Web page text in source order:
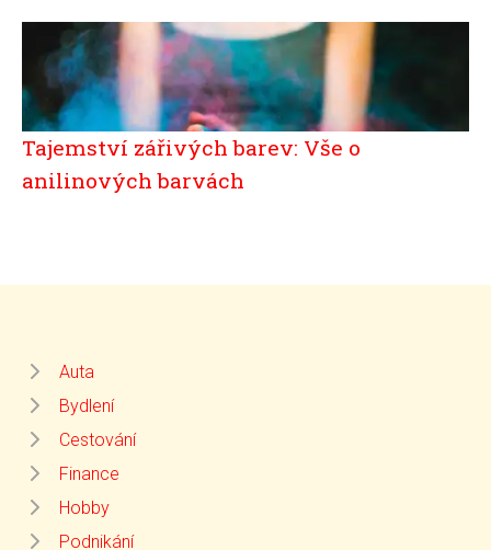
Tajemství zářivých barev: Vše o
anilinových barvách
Auta
Bydlení
Cestování
Finance
Hobby
Podnikání